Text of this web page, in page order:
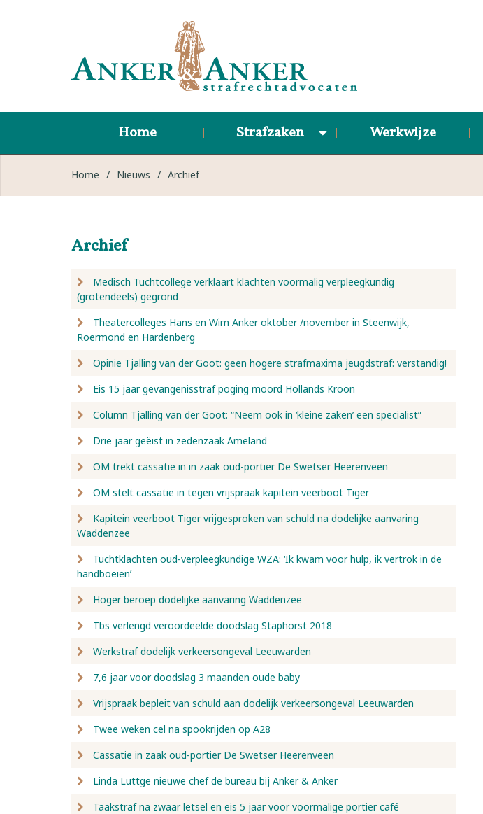
Home Strafzaken Werkwijze
Home / Nieuws / Archief
Archief
Medisch Tuchtcollege verklaart klachten voormalig verpleegkundig
(grotendeels) gegrond
Theatercolleges Hans en Wim Anker oktober /november in Steenwijk,
Roermond en Hardenberg
Opinie Tjalling van der Goot: geen hogere strafmaxima jeugdstraf: verstandig!
Eis 15 jaar gevangenisstraf poging moord Hollands Kroon
Column Tjalling van der Goot: “Neem ook in ‘kleine zaken’ een specialist”
Drie jaar geëist in zedenzaak Ameland
OM trekt cassatie in in zaak oud-portier De Swetser Heerenveen
OM stelt cassatie in tegen vrijspraak kapitein veerboot Tiger
Kapitein veerboot Tiger vrijgesproken van schuld na dodelijke aanvaring
Waddenzee
Tuchtklachten oud-verpleegkundige WZA: ‘Ik kwam voor hulp, ik vertrok in de
handboeien’
Hoger beroep dodelijke aanvaring Waddenzee
Tbs verlengd veroordeelde doodslag Staphorst 2018
Werkstraf dodelijk verkeersongeval Leeuwarden
7,6 jaar voor doodslag 3 maanden oude baby
Vrijspraak bepleit van schuld aan dodelijk verkeersongeval Leeuwarden
Twee weken cel na spookrijden op A28
Cassatie in zaak oud-portier De Swetser Heerenveen
Linda Luttge nieuwe chef de bureau bij Anker & Anker
Taakstraf na zwaar letsel en eis 5 jaar voor voormalige portier café